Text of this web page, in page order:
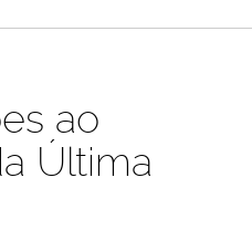
ao
Última